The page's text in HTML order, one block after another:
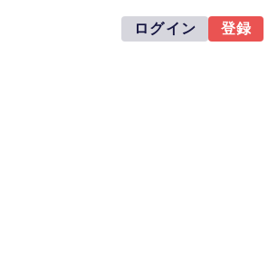
ログイン 登録